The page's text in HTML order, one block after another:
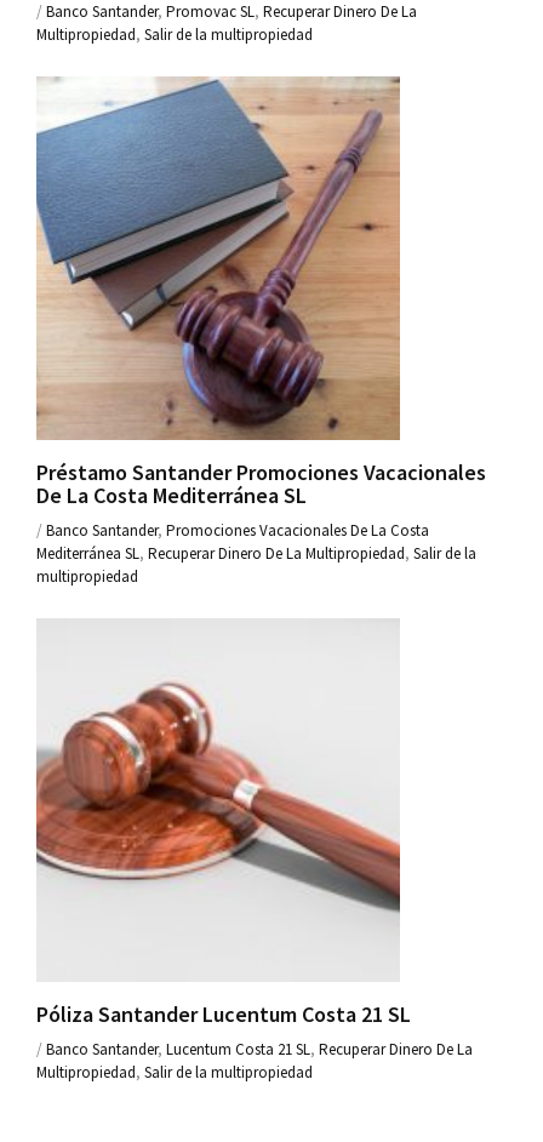
/Banco Santander, Promovac SL, Recuperar Dinero De La
Multipropiedad, Salir de la multipropiedad
Préstamo Santander Promociones Vacacionales
De La Costa Mediterránea SL
/Banco Santander, Promociones Vacacionales De La Costa
Mediterránea SL, Recuperar Dinero De La Multipropiedad, Salir de la
multipropiedad
Póliza Santander Lucentum Costa 21 SL
/Banco Santander, Lucentum Costa 21 SL, Recuperar Dinero De La
Multipropiedad, Salir de la multipropiedad